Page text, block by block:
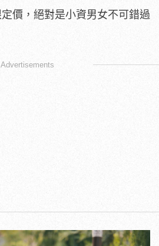
價，絕對是小資男女不可錯過
Advertisements